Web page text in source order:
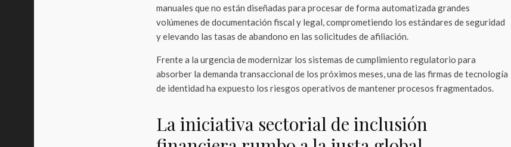
manuales que no están diseñadas para procesar de forma automatizada grandes
volúmenes de documentación fiscal y legal, comprometiendo los estándares de seguridad
y elevando las tasas de abandono en las solicitudes de afiliación.
Frente a la urgencia de modernizar los sistemas de cumplimiento regulatorio para
absorber la demanda transaccional de los próximos meses, una de las firmas de tecnología
de identidad ha expuesto los riesgos operativos de mantener procesos fragmentados.
La iniciativa sectorial de inclusión